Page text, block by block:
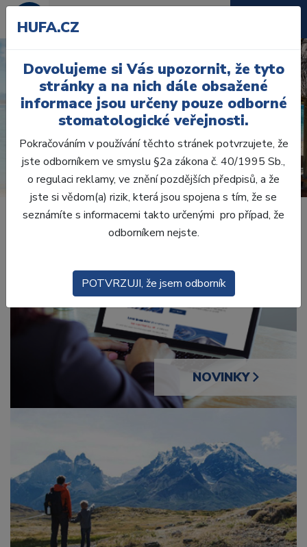
POZNEJTE SVĚT NEJEN
NA OBRÁZKU
Vydejte se s námi za obzory všedních dní
ZÁJEZDY EKVÁDOR & GALAPÁGY – V ŘÍŠI OHNĚ A OCEÁNU
NOVINKY
HUFA.CZ
Dovolujeme si Vás upozornit, že tyto
stránky a na nich dále obsažené
informace jsou určeny pouze odborné
stomatologické veřejnosti.
Pokračováním v používání těchto stránek potvrzujete, že
jste odborníkem ve smyslu §2a zákona č. 40/1995 Sb.,
o regulaci reklamy, ve znění pozdějších předpisů, a že
jste si vědom(a) rizik, která jsou spojena s tím, že se
seznámíte s informacemi takto určenými pro případ, že
odborníkem nejste.
POTVRZUJI, že jsem odborník